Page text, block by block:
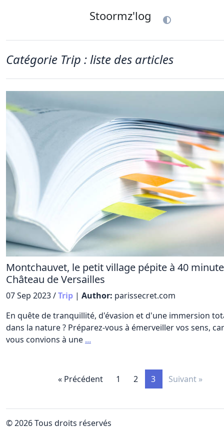
Stoormz'log
Catégorie Trip : liste des articles
Montchauvet, le petit village pépite à 40
Château de Versailles
07 Sep 2023 /Trip | Author: parissecret.com
En quête de tranquillité, d'évasion et d'une immersion
dans la nature ? Préparez-vous à émerveiller vos sens,
vous convions à une ...
« Précédent 1 2 3 Suivant »
© 2026 Tous droits réservés